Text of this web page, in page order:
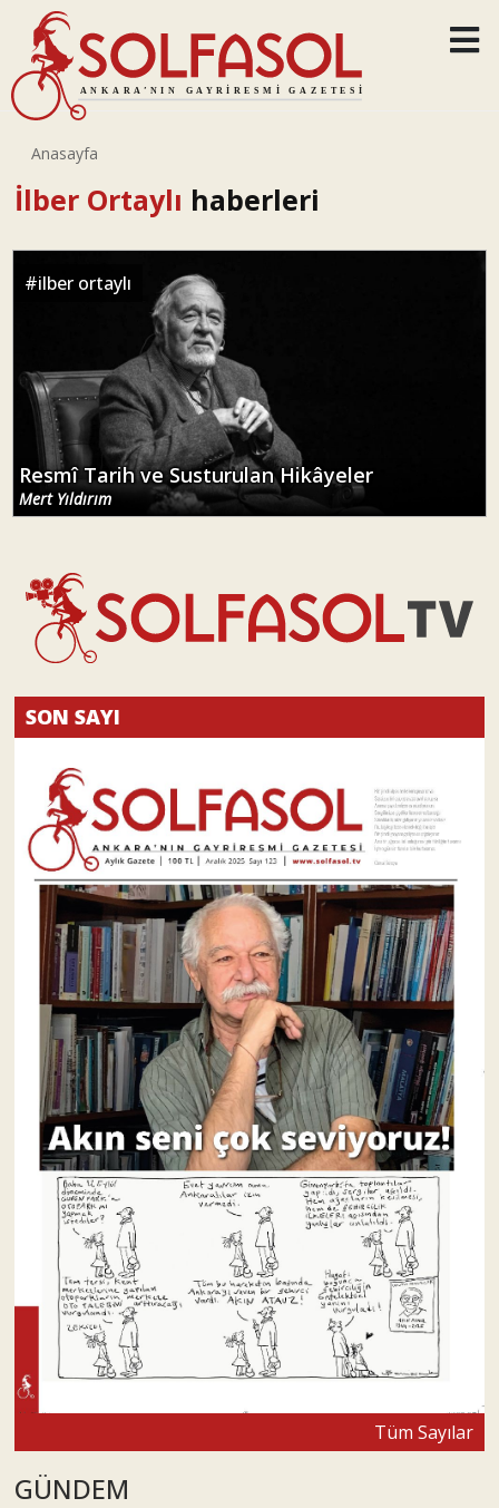
Anasayfa
İlber Ortaylı haberleri
#ilber ortaylı
Resmî Tarih ve Susturulan Hikâyeler
Mert Yıldırım
SON SAYI
Tüm Sayılar
GÜNDEM